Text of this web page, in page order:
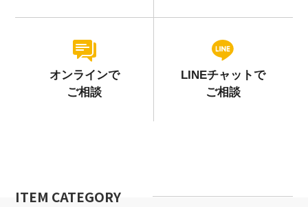
オンラインで
ご相談
LINEチャットで
ご相談
ITEM CATEGORY